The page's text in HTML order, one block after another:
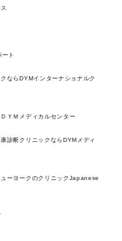
ト
ならDYMインターナショナルク
ＹＭメディカルセンター
診断クリニックならDYMメディ
ーヨークのクリニックJapanese